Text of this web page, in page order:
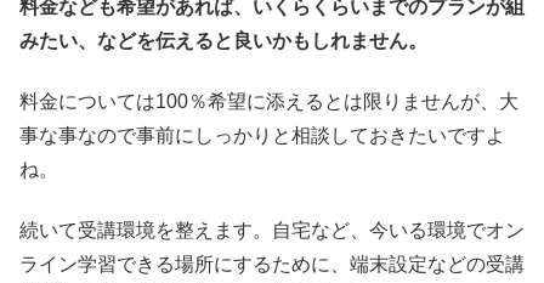
料金なども希望があれば、いくらくらいまでのプランが組
みたい、などを伝えると良いかもしれません。
料金については100％希望に添えるとは限りませんが、大
事な事なので事前にしっかりと相談しておきたいですよ
ね。
続いて受講環境を整えます。自宅など、今いる環境でオン
ライン学習できる場所にするために、端末設定などの受講